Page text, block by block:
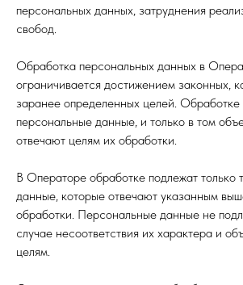
персональных данных, затруднения
свобод.
Обработка персональных данных в
ограничивается достижением законных,
заранее определенных целей. Обработке
персональные данные, и только в том
отвечают целям их обработки.
В Операторе обработке подлежат только
данные, которые отвечают указанным
обработки. Персональные данные не
случае несоответствия их характера и
целям.